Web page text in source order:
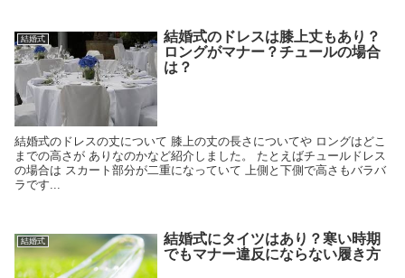
結婚式
結婚式のドレスは膝上丈もあり？
ロングがマナー？チュールの場合
は？
結婚式のドレスの丈について 膝上の丈の長さについてや ロングはどこ
までの高さが ありなのかなど紹介しました。 たとえばチュールドレス
の場合は スカート部分が二重になっていて 上側と下側で高さもバラバ
ラです...
結婚式
結婚式にタイツはあり？寒い時期
でもマナー違反にならない履き方